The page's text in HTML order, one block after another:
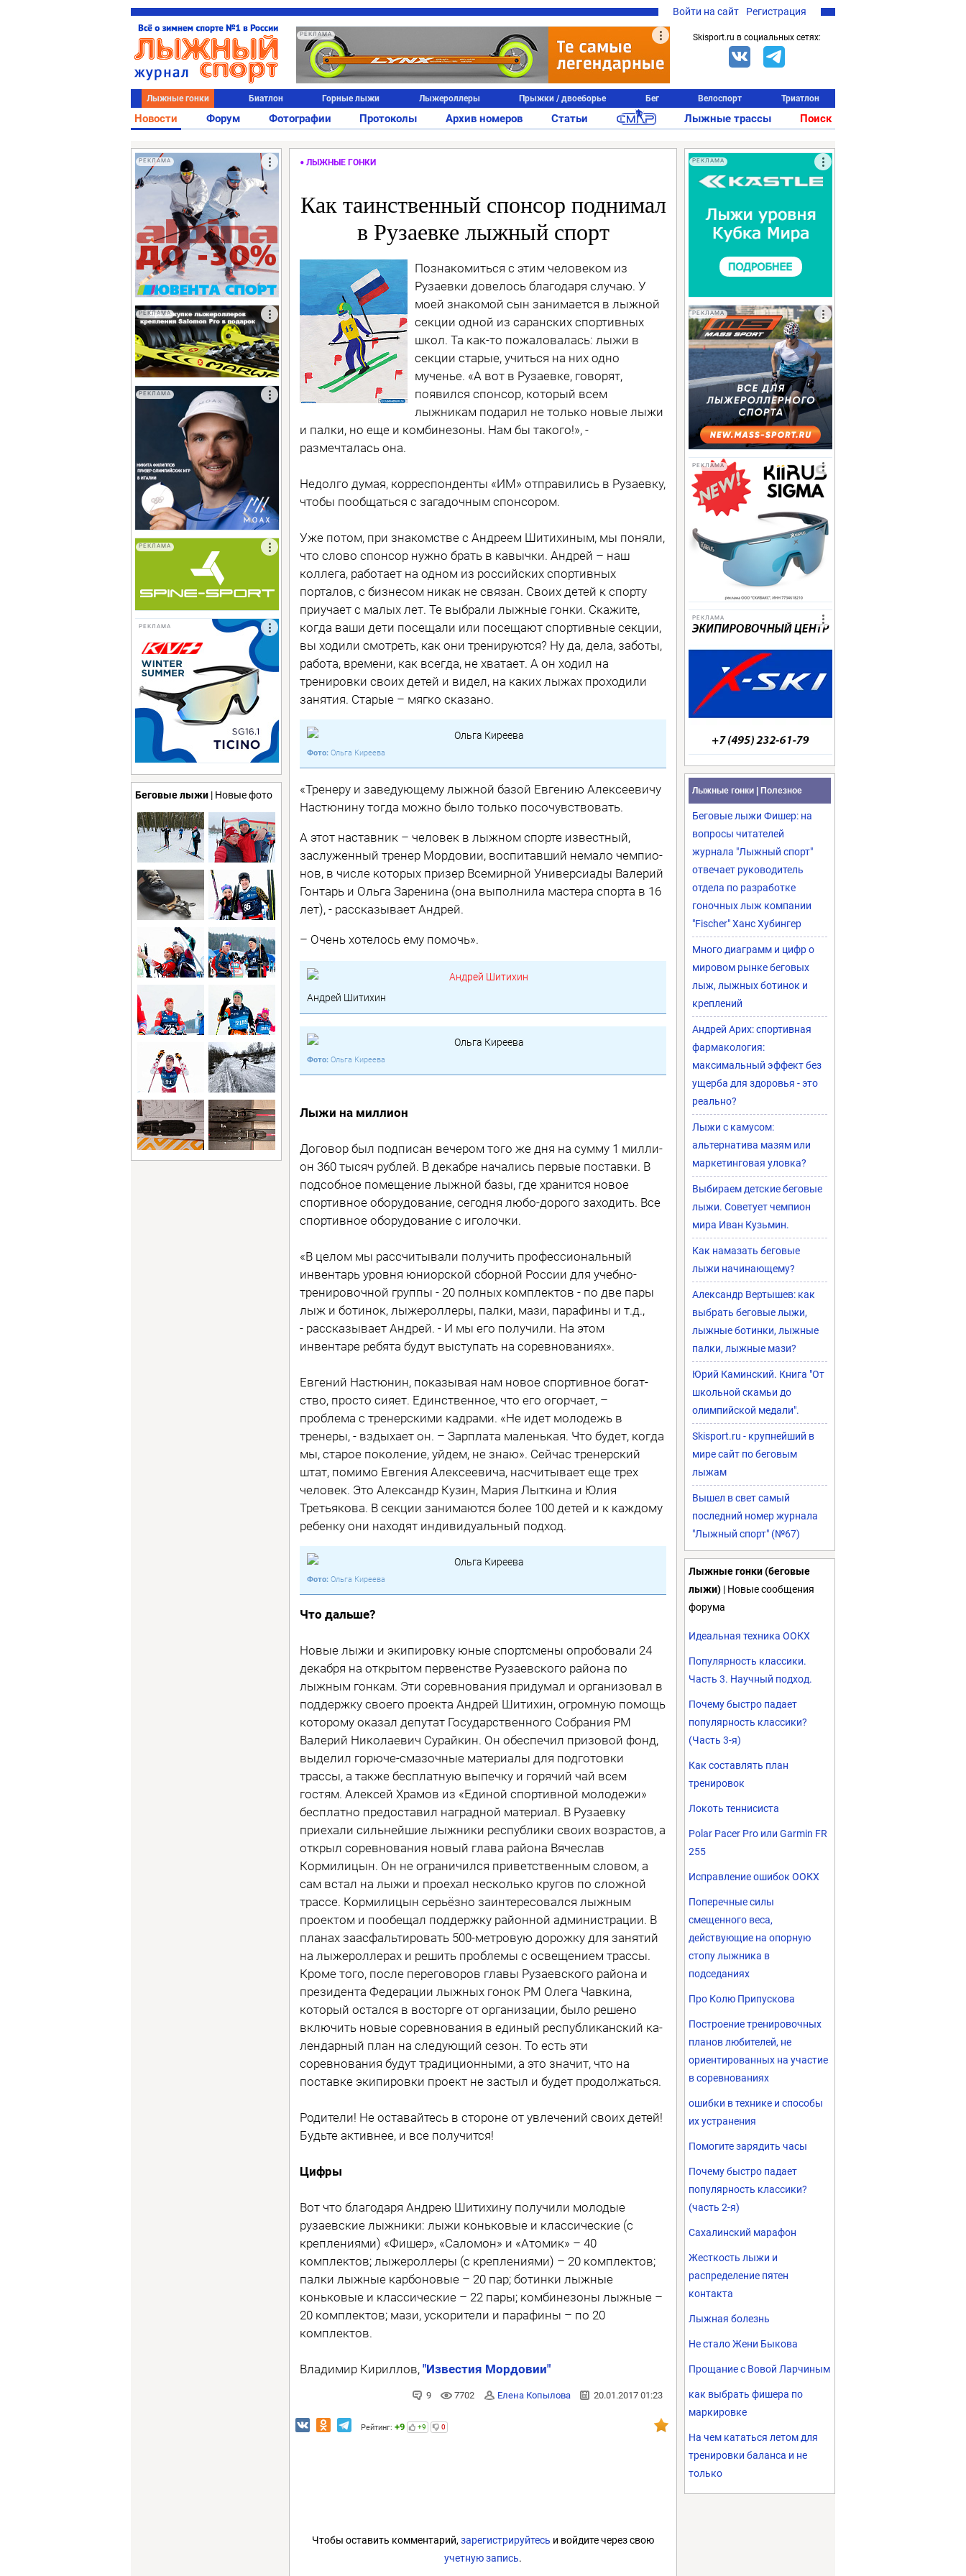
Войти на сайт Регистрация
РЕКЛАМА Skisport.ru в социальных сетях:
Лыжные гонки Биатлон Горные лыжи Лыжероллеры Прыжки / двоеборье Бег Велоспорт Триатлон
Новости Форум Фотографии Протоколы Архив номеров Статьи Лыжные трассы Поиск
РЕКЛАМА
РЕКЛАМА
РЕКЛАМА
РЕКЛАМА
РЕКЛАМА
Беговые лыжи | Новые фото
ЛЫЖНЫЕ ГОНКИ
Как таинственный спонсор поднимал
в Рузаевке лыжный спорт
Познакомиться с этим человеком из
Рузаев­ки довелось благодаря случаю. У
моей знако­мой сын занимается в лыжной
секции одной из саранских спортивных
школ. Та как-то пожа­ловалась: лыжи в
секции старые, учиться на них одно
мученье. «А вот в Рузаевке, говорят,
появился спонсор, который всем
лыжникам подарил не только новые лыжи
и палки, но еще и комбинезоны. Нам бы тако­го!», -
размечталась она.
Недолго думая, корреспонденты «ИМ» от­правились в Рузаевку,
чтобы пообщаться с за­гадочным спонсором.
Уже потом, при зна­комстве с Андреем Шитихиным, мы по­няли,
что слово спон­сор нужно брать в ка­вычки. Андрей – наш
коллега, работает на одном из российских спортивных
порталов, с бизнесом никак не связан. Своих детей к спорту
приучает с малых лет. Те вы­брали лыжные гонки. Скажите,
когда ваши дети посещали или посещают спортив­ные секции,
вы ходи­ли смотреть, как они тренируются? Ну да, дела, заботы,
работа, времени, как всегда, не хватает. А он ходил на
тренировки своих детей и видел, на ка­ких лыжах проходили
занятия. Старые – мяг­ко сказано.
Ольга Киреева
«Тренеру и заведующему лыжной базой Евгению Алексе­евичу
Настюнину тог­да можно было толь­ко посочувствовать.
А этот наставник – человек в лыжном спорте известный,
заслуженный тренер Мордовии, воспитав­ший немало чемпио­
нов, в числе которых призер Всемирной Универсиады Валерий
Гонтарь и Ольга За­ренина (она выполни­ла мастера спорта в 16
лет), - рассказывает Андрей.
– Очень хо­телось ему помочь».
Андрей Шитихин
Ольга Киреева
Лыжи на миллион
Договор был подпи­сан вечером того же дня на сумму 1 милли­
он 360 тысяч рублей. В декабре начались первые поставки. В
подсобное помещение лыжной базы, где хра­нится новое
спортивное оборудование, сегодня любо-дорого заходить. Все
спортивное обо­рудование с иголочки.
«В целом мы рассчи­тывали получить про­фессиональный
инвен­тарь уровня юниорской сборной России для учебно-
тренировочной группы - 20 полных комплектов - по две пары
лыж и ботинок, лыжероллеры, палки, мази, парафины и т.д.,
- рассказывает Андрей. - И мы его получили. На этом
инвентаре ребя­та будут выступать на соревнованиях».
Евгений Настюнин, показывая нам новое спортивное богат­
ство, просто сияет. Единственное, что его огорчает, –
проблема с тренерскими кадрами. «Не идет молодежь в
тренеры, - вздыхает он. – Зарплата малень­кая. Что будет, когда
мы, старое поколение, уйдем, не знаю». Сей­час тренерский
штат, помимо Евгения Алек­сеевича, насчитывает еще трех
человек. Это Александр Кузин, Ма­рия Лыткина и Юлия
Третьякова. В секции занимаются более 100 детей и к каждому
ре­бенку они находят ин­дивидуальный подход.
Ольга Киреева
Что дальше?
Новые лыжи и эки­пировку юные спортсмены опробовали 24
декабря на открытом первенстве Рузаевско­го района по
лыжным гонкам. Эти соревно­вания придумал и ор­ганизовал в
поддержку своего проекта Андрей Шитихин, огромную помощь
которому ока­зал депутат Государ­ственного Собрания РМ
Валерий Нико­лаевич Сурайкин. Он обеспечил призовой фонд,
выделил горюче-смазочные материалы для подготовки
трассы, а также бесплатную выпечку и горячий чай всем
гостям. Алексей Храмов из «Единой спортивной молодежи»
бесплатно предоставил наградной материал. В Рузаевку
приехали сильнейшие лыжни­ки республики своих возрастов, а
открыл соревнования новый глава района Вячес­лав
Кормилицын. Он не ограничился при­ветственным словом, а
сам встал на лыжи и проехал несколько кру­гов по сложной
трассе. Кормилицын серьёзно заинтересовался лыж­ным
проектом и пообе­щал поддержку район­ной администрации. В
планах заасфальти­ровать 500-метровую дорожку для занятий
на лыжероллерах и ре­шить проблемы с осве­щением трассы.
Кроме того, после перегово­ров главы Рузаевского района и
президента Федерации лыжных гонок РМ Олега Чав­кина,
который остался в восторге от органи­зации, было решено
включить новые со­ревнования в единый республиканский ка­
лендарный план на следующий сезон. То есть эти
соревнования будут традиционны­ми, а это значит, что на
поставке экипировки проект не застыл и бу­дет продолжаться.
Родители! Не оста­вайтесь в стороне от увлечений своих детей!
Будьте активнее, и все получится!
Цифры
Вот что благодаря Андрею Шитихину получили молодые
рузаевские лыжники: лыжи коньковые и классические (с
креплениями) «Фишер», «Саломон» и «Ато­мик» – 40
комплектов; лыжероллеры (с креплениями) – 20 комплектов;
палки лыжные карбоновые – 20 пар; ботинки лыжные
коньковые и классические – 22 пары; комбинезоны лыжные –
20 комплектов; мази, ускорители и парафины – по 20
комплектов.
Владимир Кириллов, "Известия Мордовии"
9 7702 Елена Копылова 20.01.2017 01:23
Рейтинг: +9 +9 0
Чтобы оставить комментарий, зарегистрируйтесь и войдите через свою
учетную запись.
РЕКЛАМА
РЕКЛАМА
РЕКЛАМА
РЕКЛАМА
Лыжные гонки | Полезное
Беговые лыжи Фишер: на
вопросы читателей
журнала "Лыжный спорт"
отвечает руководитель
отдела по разработке
гоночных лыж компании
"Fischer" Ханс Хубингер
Много диаграмм и цифр о
мировом рынке беговых
лыж, лыжных ботинок и
креплений
Андрей Арих: спортивная
фармакология:
максимальный эффект без
ущерба для здоровья - это
реально?
Лыжи с камусом:
альтернатива мазям или
маркетинговая уловка?
Выбираем детские беговые
лыжи. Советует чемпион
мира Иван Кузьмин.
Как намазать беговые
лыжи начинающему?
Александр Вертышев: как
выбрать беговые лыжи,
лыжные ботинки, лыжные
палки, лыжные мази?
Юрий Каминский. Книга "От
школьной скамьи до
олимпийской медали".
Skisport.ru - крупнейший в
мире сайт по беговым
лыжам
Вышел в свет самый
последний номер журнала
"Лыжный спорт" (№67)
Лыжные гонки (беговые
лыжи) | Новые сообщения
форума
Идеальная техника ООКХ
Популярность классики.
Часть 3. Научный подход.
Почему быстро падает
популярность классики?
(Часть 3-я)
Как составлять план
тренировок
Локоть теннисиста
Polar Pacer Pro или Garmin FR
255
Исправление ошибок ООКХ
Поперечные силы
смещенного веса,
действующие на опорную
стопу лыжника в
подседаниях
Про Колю Припускова
Построение тренировочных
планов любителей, не
ориентированных на участие
в соревнованиях
ошибки в технике и способы
их устранения
Помогите зарядить часы
Почему быстро падает
популярность классики?
(часть 2-я)
Сахалинский марафон
Жесткость лыжи и
распределение пятен
контакта
Лыжная болезнь
Не стало Жени Быкова
Прощание с Вовой Ларчиным
как выбрать фишера по
маркировке
На чем кататься летом для
тренировки баланса и не
только